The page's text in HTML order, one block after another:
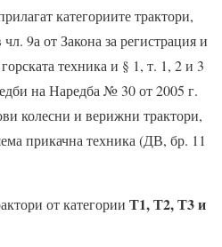
категориите трактори,
9а от Закона за регистрация и
техника и § 1, т. 1, 2 и 3
на Наредба № 30 от 2005 г.
колесни и верижни трактори,
прикачна техника (ДВ, бр. 11
от категории Т1, Т2, Т3 и